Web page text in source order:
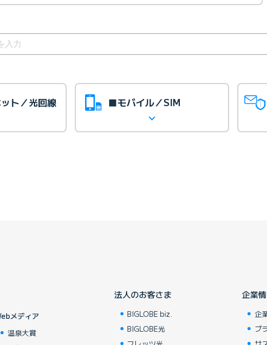
ト／光回線 ■モバイル／SIM
メディア
温泉大賞
法人のお客さま
BIGLOBE biz.
BIGLOBE光
企業
企
ブ